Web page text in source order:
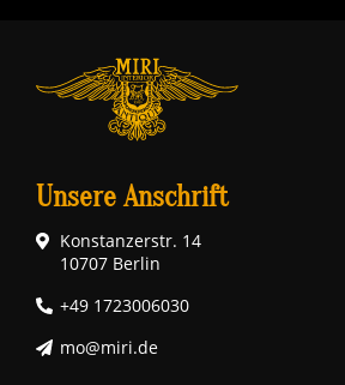
Unsere Anschrift
Konstanzerstr. 14
10707 Berlin
+49 1723006030
mo@miri.de